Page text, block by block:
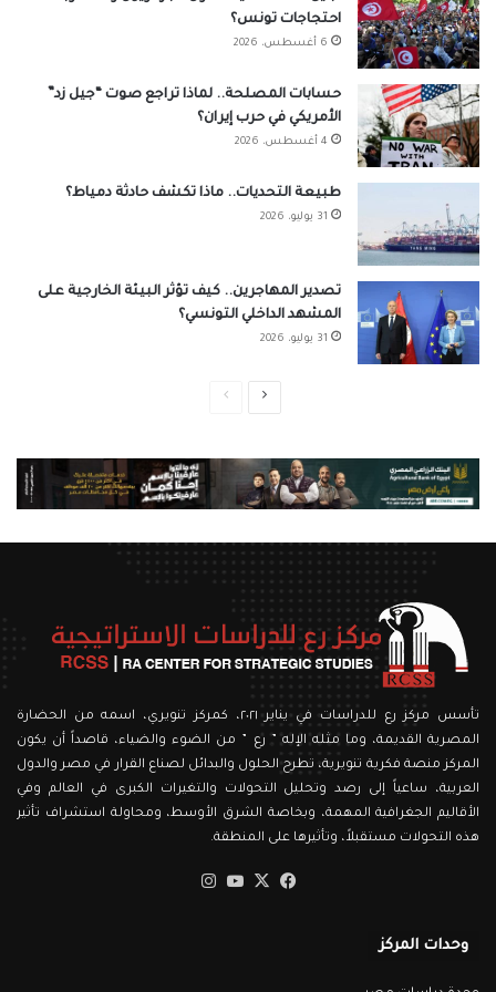
احتجاجات تونس؟
6 أغسطس، 2026
حسابات المصلحة.. لماذا تراجع صوت “جيل زد”
الأمريكي في حرب إيران؟
4 أغسطس، 2026
طبيعة التحديات.. ماذا تكشف حادثة دمياط؟
31 يوليو، 2026
تصدير المهاجرين.. كيف تؤثر البيئة الخارجية على
المشهد الداخلي التونسي؟
31 يوليو، 2026
الصفحةالصفحة
تأسس مركز رع للدراسات في يناير ٢٠٢١، كمركز تنويري، اسمه من الحضارة
المصرية القديمة، وما مثله الإله ” رع ” من الضوء والضياء، قاصداً أن يكون
المركز منصة فكرية تنويرية، تطرح الحلول والبدائل لصناع القرار في مصر والدول
العربية، ساعياً إلى رصد وتحليل التحولات والتغيرات الكبرى في العالم وفي
الأقاليم الجغرافية المهمة، وبخاصة الشرق الأوسط، ومحاولة استشراف تأثير
هذه التحولات مستقبلاً، وتأثيرها على المنطقة.
فيسبوك
‫X
‫YouTube
وحدات المركز